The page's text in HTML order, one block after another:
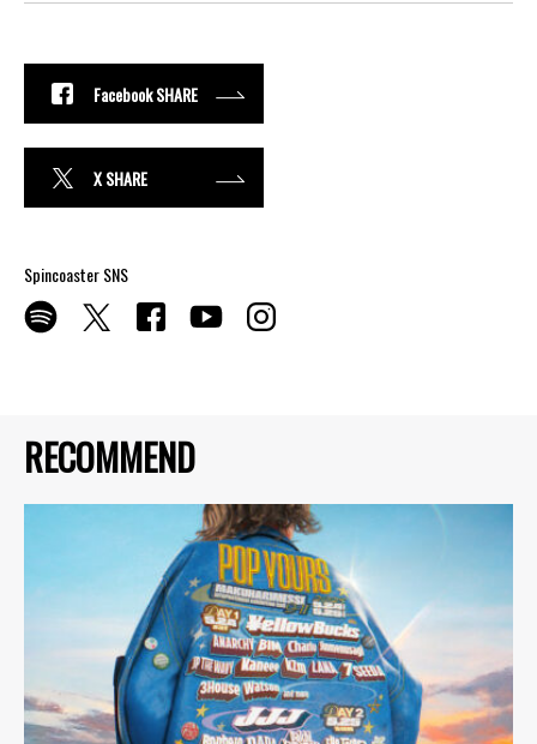
RECOMMEND
Facebook SHARE
X SHARE
Spincoaster SNS